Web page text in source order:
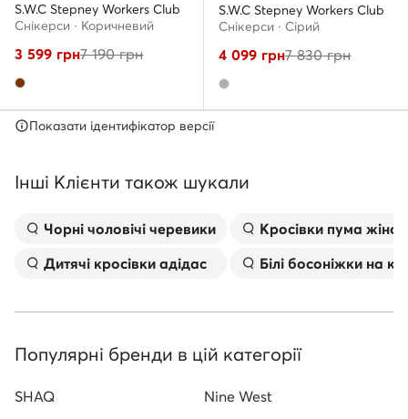
S.W.C Stepney Workers Club
Снікерcи · Коричневий
3 599 грн7 190грн
S.W.C Stepney Workers Club
Снікерcи · Сірий
4 099 грн7 830грн
Показати ідентифікатор версії
Інші Клієнти також шукали
Чорні чоловічі черевики
Дитячі кросівки адідас
Kросівки пума
Білі босоніжки на
Популярні бренди в цій категорії
SHAQ
Nine West